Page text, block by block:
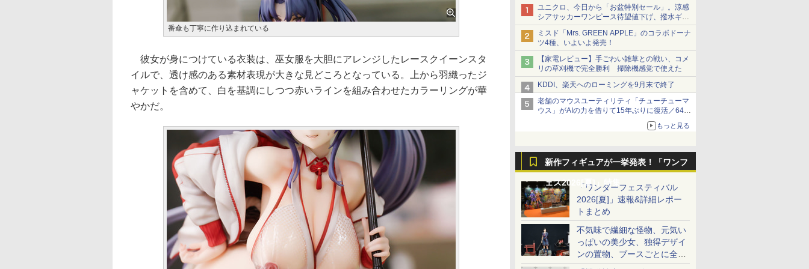
ユニクロ、今日から「お盆特別セール」。涼感
シアサッカーワンピース待望値下げ、撥水ギア
ショーツは1990円に
ミスド「Mrs. GREEN APPLE」のコラボドーナ
ツ4種、いよいよ発売！
【家電レビュー】手ごわい雑草との戦い、コメ
リの草刈機で完全勝利 掃除機感覚で使えた
KDDI、楽天へのローミングを9月末で終了
老舗のマウスユーティリティ「チューチューマ
ウス」がAIの力を借りて15年ぶりに復活／64bit
化、Windows 10/11、「Chrome」も走り回
る。復活記念で2026年末まで500円
もっと見る
新作フィギュアが一挙発表！「ワンフ
ェス2026[夏]」特集「ワンダーフェスティバル
2026[夏]」速報&詳細レポー
トまとめ
不気味で繊細な怪物、元気い
っぱいの美少女、独得デザイ
ンの置物、ブースごとに全く
異なる世界が広がる一般ディ
番傘も丁寧に作り込まれている
彼女が身につけている衣装は、巫女服を大胆にアレンジしたレースクイーンスタ
イルで、透け感のある素材表現が大きな見どころとなっている。上から羽織ったジ
ャケットを含めて、白を基調にしつつ赤いラインを組み合わせたカラーリングが華
やかだ。